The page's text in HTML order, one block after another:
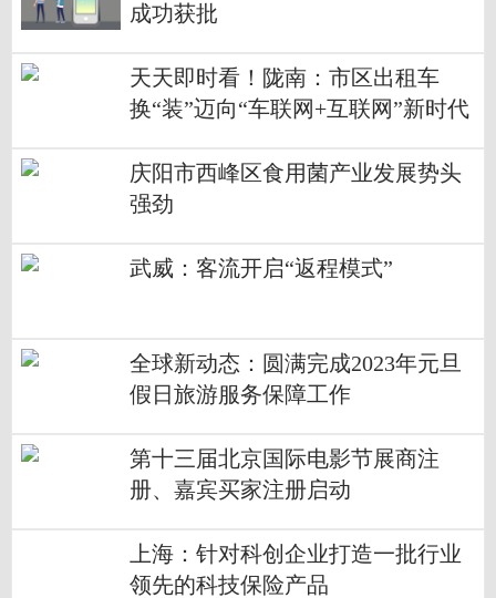
成功获批
天天即时看！陇南：市区出租车
换“装”迈向“车联网+互联网”新时代
庆阳市西峰区食用菌产业发展势头
强劲
武威：客流开启“返程模式”
全球新动态：圆满完成2023年元旦
假日旅游服务保障工作
第十三届北京国际电影节展商注
册、嘉宾买家注册启动
上海：针对科创企业打造一批行业
领先的科技保险产品